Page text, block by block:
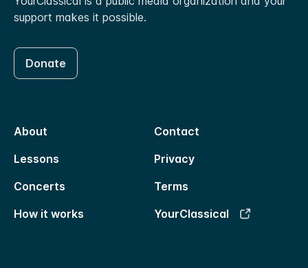
support makes it possible.
Donate
About
Contact
Lessons
Privacy
Concerts
Terms
How it works
YourClassical